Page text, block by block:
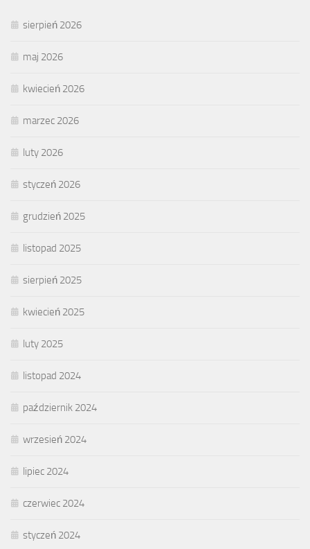
sierpień 2026
maj 2026
kwiecień 2026
marzec 2026
luty 2026
styczeń 2026
grudzień 2025
listopad 2025
sierpień 2025
kwiecień 2025
luty 2025
listopad 2024
październik 2024
wrzesień 2024
lipiec 2024
czerwiec 2024
styczeń 2024